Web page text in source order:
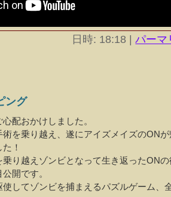
日時: 18:18 | パーマ
ング
心配おかけしました。
術を乗り越え、遂にアイズメイズのON
！
乗り越えゾンビとなって生き返ったON
開です。
使してゾンビを捕まえるパズルゲーム、